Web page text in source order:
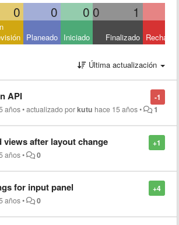
0 0 0 0 1
Planeado Iniciado Finalizado
Última actualización
-1
API
años•actualizado porkutu hace 15 años• 1
+1
views after layout change
años• 0
+4
for input panel
años• 0